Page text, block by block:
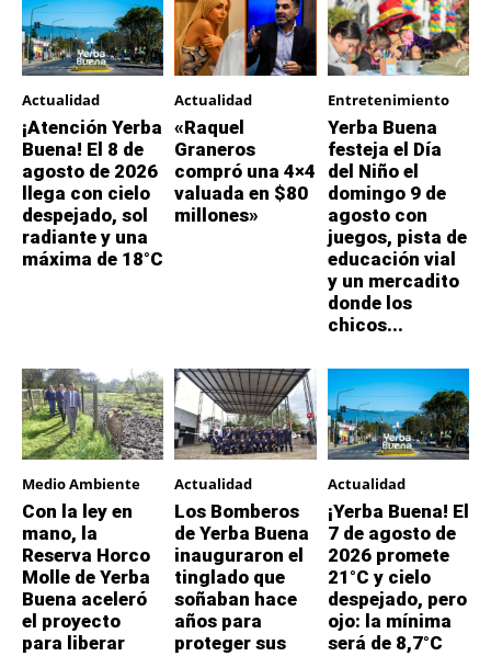
Actualidad
¡Atención Yerba
Buena! El 8 de
agosto de 2026
llega con cielo
despejado, sol
radiante y una
máxima de 18°C
Actualidad
«Raquel
Graneros
compró una 4×4
valuada en $80
millones»
Entretenimiento
Yerba Buena
festeja el Día
del Niño el
domingo 9 de
agosto con
juegos, pista de
educación vial
y un mercadito
donde los
chicos...
Medio Ambiente
Con la ley en
mano, la
Reserva Horco
Molle de Yerba
Buena aceleró
el proyecto
para liberar
Actualidad
Los Bomberos
de Yerba Buena
inauguraron el
tinglado que
soñaban hace
años para
proteger sus
Actualidad
¡Yerba Buena! El
7 de agosto de
2026 promete
21°C y cielo
despejado, pero
ojo: la mínima
será de 8,7°C